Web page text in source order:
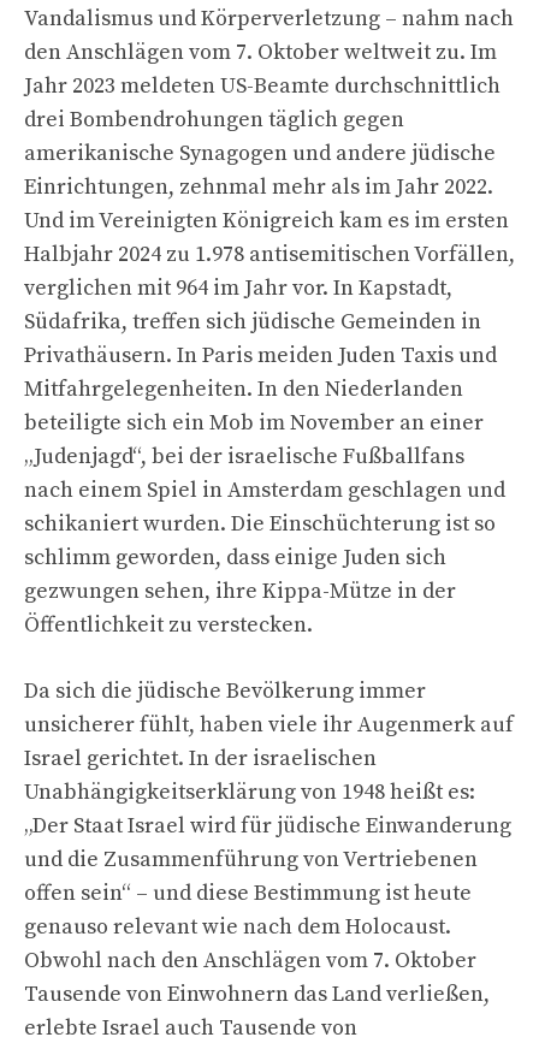
Vandalismus und Körperverletzung – nahm nach
den Anschlägen vom 7. Oktober weltweit zu. Im
Jahr 2023 meldeten US-Beamte durchschnittlich
drei Bombendrohungen täglich gegen
amerikanische Synagogen und andere jüdische
Einrichtungen, zehnmal mehr als im Jahr 2022.
Und im Vereinigten Königreich kam es im ersten
Halbjahr 2024 zu 1.978 antisemitischen Vorfällen,
verglichen mit 964 im Jahr vor. In Kapstadt,
Südafrika, treffen sich jüdische Gemeinden in
Privathäusern. In Paris meiden Juden Taxis und
Mitfahrgelegenheiten. In den Niederlanden
beteiligte sich ein Mob im November an einer
„Judenjagd“, bei der israelische Fußballfans
nach einem Spiel in Amsterdam geschlagen und
schikaniert wurden. Die Einschüchterung ist so
schlimm geworden, dass einige Juden sich
gezwungen sehen, ihre Kippa-Mütze in der
Öffentlichkeit zu verstecken.
Da sich die jüdische Bevölkerung immer
unsicherer fühlt, haben viele ihr Augenmerk auf
Israel gerichtet. In der israelischen
Unabhängigkeitserklärung von 1948 heißt es:
„Der Staat Israel wird für jüdische Einwanderung
und die Zusammenführung von Vertriebenen
offen sein“ – und diese Bestimmung ist heute
genauso relevant wie nach dem Holocaust.
Obwohl nach den Anschlägen vom 7. Oktober
Tausende von Einwohnern das Land verließen,
erlebte Israel auch Tausende von